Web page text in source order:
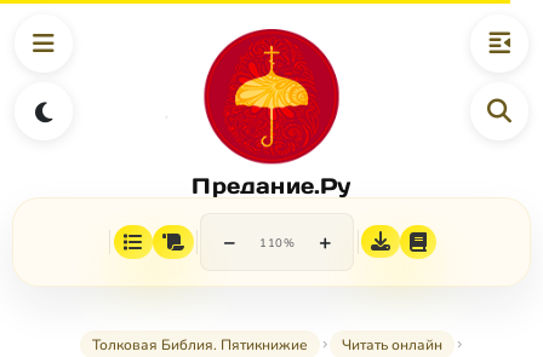
Предание.Ру
− 110% +
Толковая Библия. Пятикнижие
Читать онлайн